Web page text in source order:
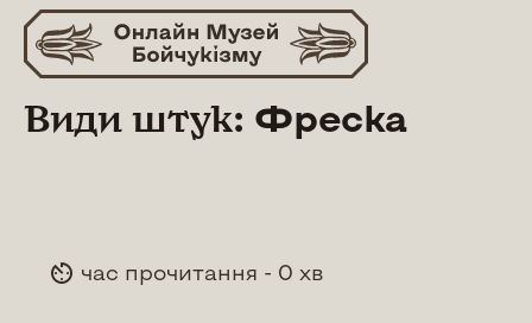
Skip
content
Види штук: Фреска
час прочитання - 0 хв